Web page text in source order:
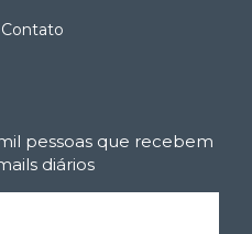
Contato
pessoas que recebem
diários